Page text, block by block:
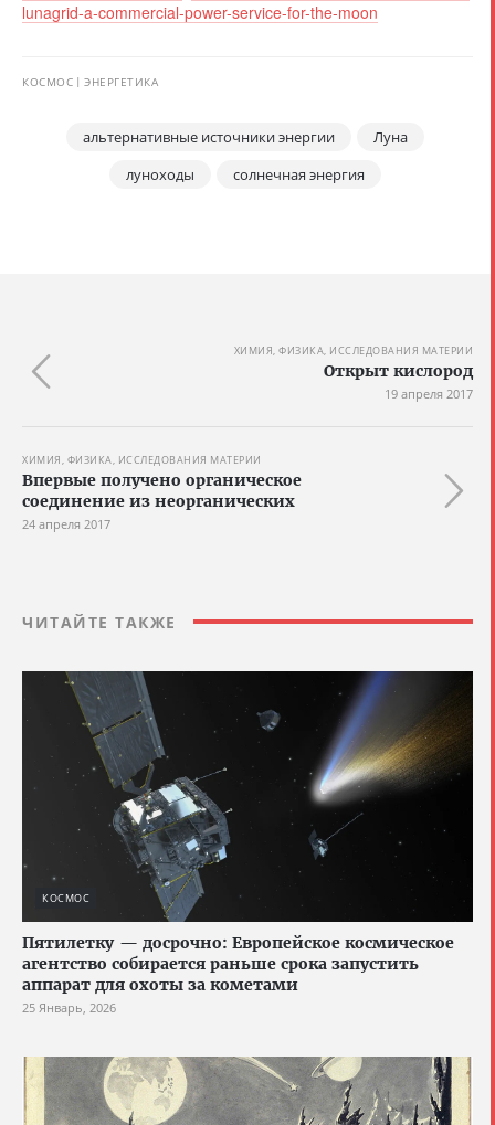
lunagrid-a-commercial-power-service-for-the-moon
КОСМОС ЭНЕРГЕТИКА
альтернативные источники энергии
Луна
луноходы
солнечная энергия
ХИМИЯ, ФИЗИКА, ИССЛЕДОВАНИЯ МАТЕРИИ
Открыт кислород
19 апреля 2017
ХИМИЯ, ФИЗИКА, ИССЛЕДОВАНИЯ МАТЕРИИ
Впервые получено органическое
соединение из неорганических
24 апреля 2017
ЧИТАЙТЕ ТАКЖЕ
КОСМОС
Пятилетку — досрочно: Европейское космическое
агентство собирается раньше срока запустить
аппарат для охоты за кометами
25 Январь, 2026